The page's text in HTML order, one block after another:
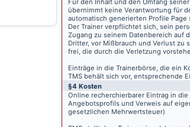
Für den Inhalt und den Umfang
übernimmt keine Verantwortung für
automatisch generierten Profile
Der Trainer verpflichtet sich, sein
Zugang zu seinem Datenbereich auf
Dritter, vor Mißbrauch und Verlust zu
frei, die durch die Verletzung
Einträge in die Trainerbörse, die ein
TMS behält sich vor, entsprechende
§4 Kosten
Online recherchierbarer Eintrag in
Angebotsprofils und Verweis auf
gesetzlichen Mehrwertsteuer)